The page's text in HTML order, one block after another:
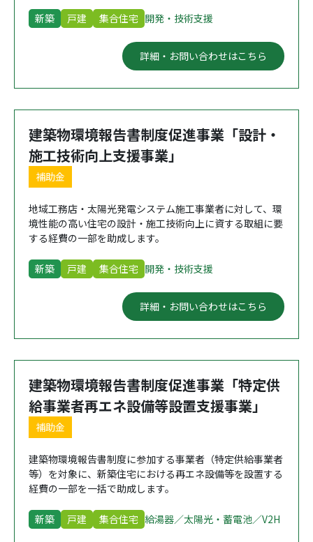
新築 戸建 集合住宅 開発・技術支援
詳細・お問い合わせはこちら
建築物環境報告書制度促進事業「設計・
施工技術向上支援事業」
補助金
地域工務店・太陽光発電システム施工事業者に対して、環
境性能の高い住宅の設計・施工技術向上に資する取組に要
する経費の一部を助成します。
新築 戸建 集合住宅 開発・技術支援
詳細・お問い合わせはこちら
建築物環境報告書制度促進事業「特定供
給事業者再エネ設備等設置支援事業」
補助金
建築物環境報告書制度に参加する事業者（特定供給事業者
等）を対象に、新築住宅における再エネ設備等を設置する
経費の一部を一括で助成します。
新築 戸建 集合住宅 給湯器／太陽光・蓄電池／V2H